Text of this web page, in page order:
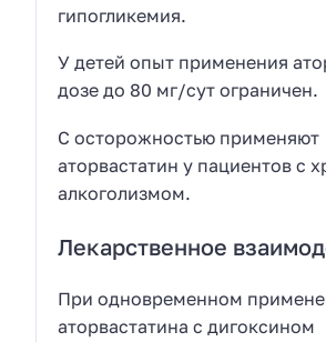
гипогликемия.
У детей опыт применения
дозе до 80 мг/сут ограничен.
С осторожностью применяют
аторвастатин у пациентов с
алкоголизмом.
Лекарственное
При одновременном
аторвастатина с дигоксином